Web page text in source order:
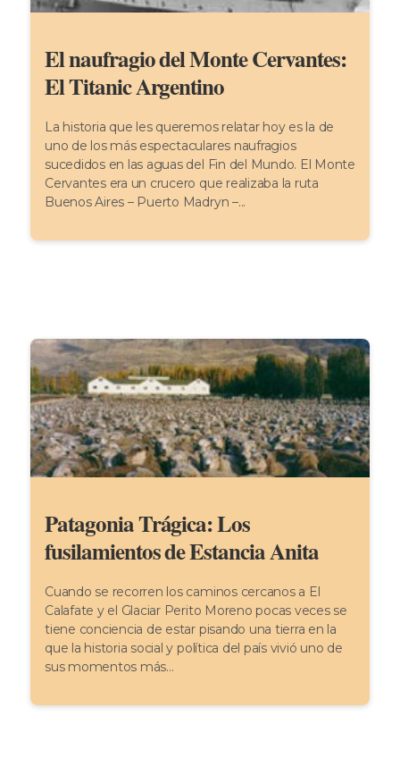
El naufragio del Monte Cervantes:
El Titanic Argentino
La historia que les queremos relatar hoy es la de
uno de los más espectaculares naufragios
sucedidos en las aguas del Fin del Mundo. El Monte
Cervantes era un crucero que realizaba la ruta
Buenos Aires – Puerto Madryn –...
Patagonia Trágica: Los
fusilamientos de Estancia Anita
Cuando se recorren los caminos cercanos a El
Calafate y el Glaciar Perito Moreno pocas veces se
tiene conciencia de estar pisando una tierra en la
que la historia social y política del país vivió uno de
sus momentos más...